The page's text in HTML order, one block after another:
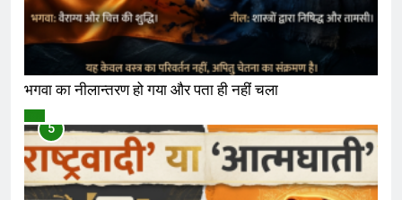
भगवा का नीलान्तरण हो गया और पता ही नहीं चला
5